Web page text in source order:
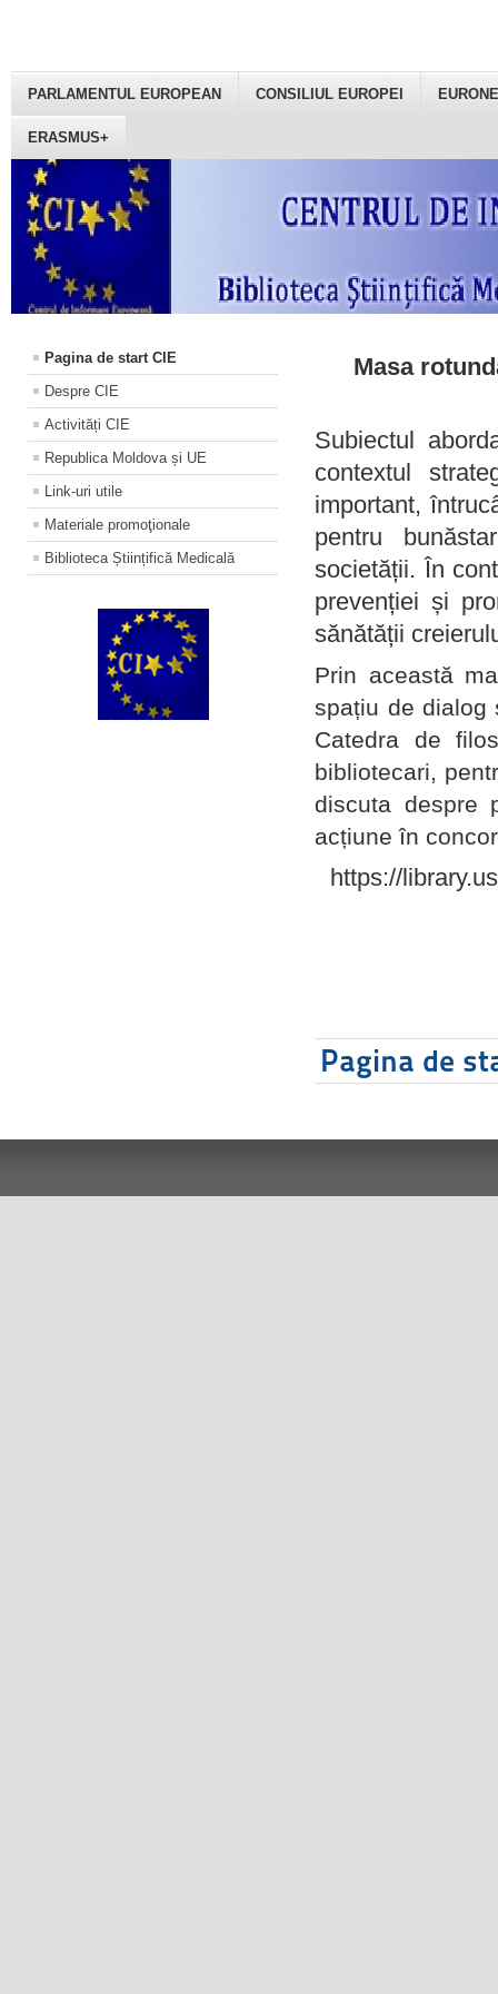
PARLAMENTUL EUROPEAN CONSILIUL EUROPEI
ERASMUS+
Pagina de start CIE
Despre CIE
Activități CIE
Republica Moldova și UE
Link-uri utile
Materiale promoţionale
Biblioteca Științifică Medicală
Masa
Subiectul
contextul
important,
pentru
societății. În
prevenției și
sănătății
Prin această
spațiu de dialog
Catedra de
bibliotecari,
discuta despre
acțiune în
https://
Pagina de